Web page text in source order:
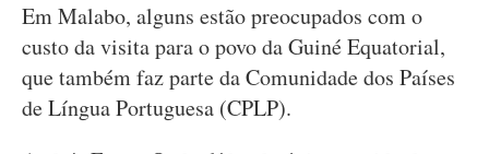
Em Malabo, alguns estão preocupados com o
custo da visita para o povo da Guiné Equatorial,
que também faz parte da Comunidade dos Países
de Língua Portuguesa (CPLP).